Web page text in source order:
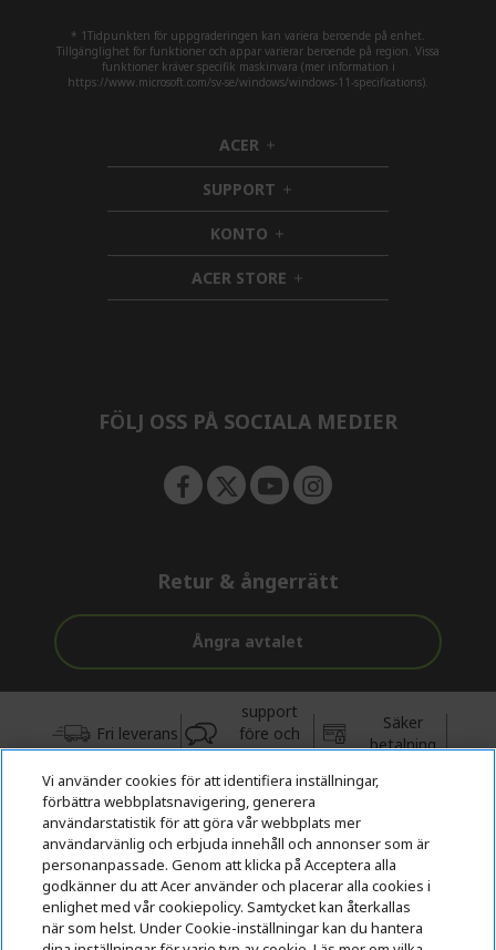
* 1Tidpunkten för uppgraderingen kan variera beroende på enhet.
Tillgänglighet för funktioner och appar varierar beroende på region. Vissa
funktioner kräver specifik maskinvara (mer information i
https://www.microsoft.com/sv-se/windows/windows-11-specifications).
ACER h
i
d
d
e
n
SUPPORT h
i
d
d
e
n
KONTO h
i
d
d
ACER STORE h
i
FÖLJ OSS PÅ SOCIALA MEDIER
Retur & ångerrätt
Ångra avtalet
Fri leverans
support
före och
efter köp
Säker
betalning
© 2026 Acer Inc.
CPYou BV är auktoriserad återförsäljare och försäljare av de
produkter och tjänster som erbjuds i denna butik.
Vi använder cookies för att identifiera inställningar,
förbättra webbplatsnavigering, generera
användarstatistik för att göra vår webbplats mer
användarvänlig och erbjuda innehåll och annonser som är
personanpassade. Genom att klicka på Acceptera alla
godkänner du att Acer använder och placerar alla cookies i
enlighet med vår cookiepolicy. Samtycket kan återkallas
när som helst. Under Cookie-inställningar kan du hantera